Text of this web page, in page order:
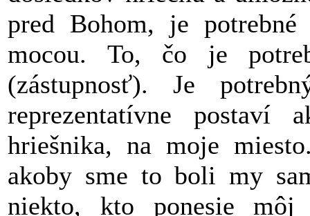
pred Bohom, je
mocou. To, čo je
(zástupnosť). Je
reprezentatívne postaví
hriešnika, na moje
akoby sme to boli my
niekto, kto ponesie